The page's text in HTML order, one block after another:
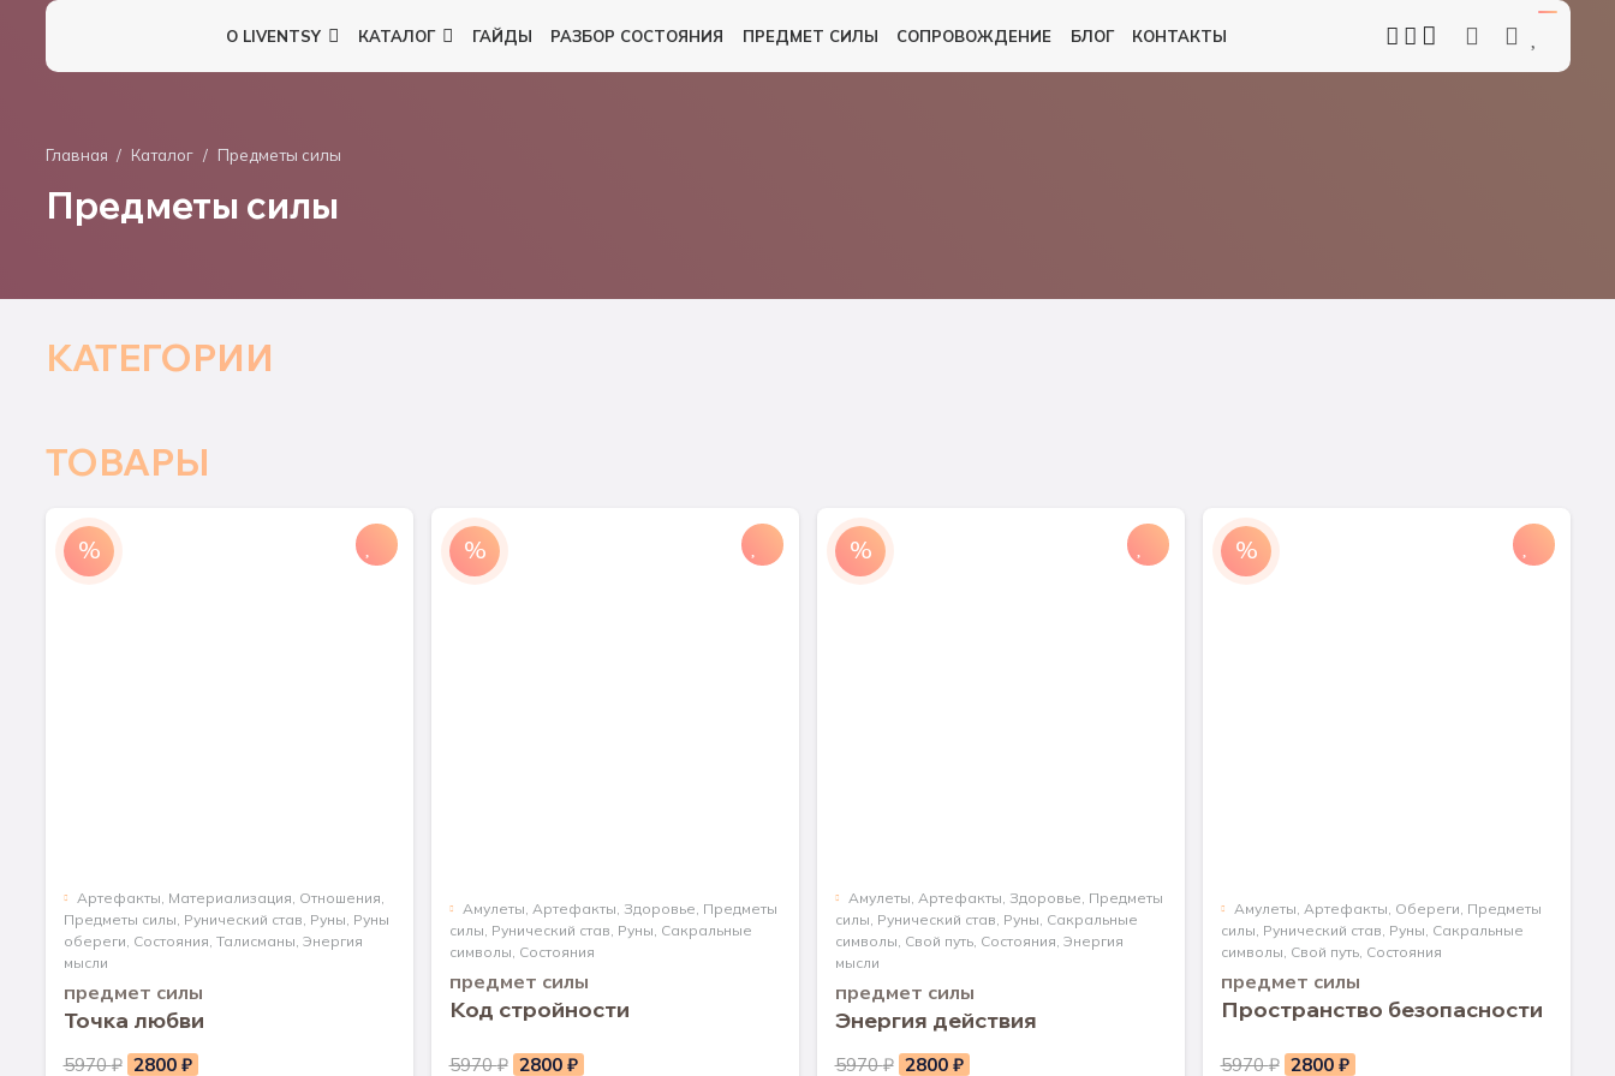
О LIVENTSY КАТАЛОГ ГАЙДЫ РАЗБОР СОСТОЯНИЯ ПРЕДМЕТ СИЛЫ СОПРОВОЖДЕНИЕ БЛОГ КОНТАКТЫ
Главная / Каталог / Предметы силы
Предметы силы
КАТЕГОРИИ
ТОВАРЫ
%
Артефакты, Материализация, Отношения,
Предметы силы, Рунический став, Руны, Руны
обереги, Состояния, Талисманы, Энергия
мысли
предмет силы
Точка любви
5970₽ Первоначальная
2800 ₽ Текущая
%
Aмулеты, Артефакты, Здоровье, Предметы
силы, Рунический став, Руны, Сакральные
символы, Состояния
предмет силы
Код стройности
5970₽ Первоначальная
2800 ₽ Текущая
%
Aмулеты, Артефакты, Здоровье, Предметы
силы, Рунический став, Руны, Сакральные
символы, Свой путь, Состояния, Энергия
мысли
предмет силы
Энергия действия
5970₽ Первоначальная
2800 ₽ Текущая
%
Aмулеты, Артефакты, Обереги, Предметы
силы, Рунический став, Руны, Сакральные
символы, Свой путь, Состояния
предмет силы
Пространство безопасности
5970₽ Первоначальная
2800 ₽ Текущая